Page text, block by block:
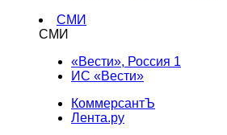
СМИ
СМИ
«Вести», Россия 1
ИС «Вести»
КоммерсантЪ
Лента.ру